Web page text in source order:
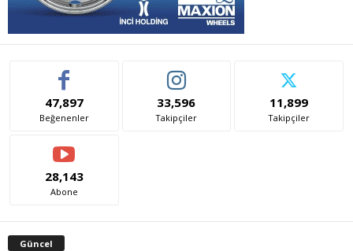
47,897
Beğenenler
33,596
Takipçiler
11,899
Takipçiler
28,143
Abone
Güncel